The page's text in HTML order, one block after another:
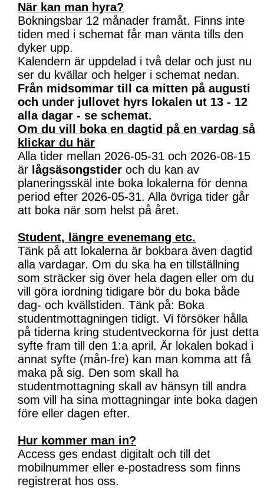
När kan man hyra?
Bokningsbar 12 månader framåt. Finns inte
tiden med i schemat får man vänta tills den
dyker upp.
Kalendern är uppdelad i två delar och just nu
ser du kvällar och helger i schemat nedan.
Från midsommar till ca mitten på augusti
och under jullovet hyrs lokalen ut 13 - 12
alla dagar - se schemat.
Om du vill boka en dagtid på en vardag så
klickar du här
Alla tider mellan 2026-05-31 och 2026-08-15
är lågsäsongstider och du kan av
planeringsskäl inte boka lokalerna för denna
period efter 2026-05-31. Alla övriga tider går
att boka när som helst på året.
Student, längre evenemang etc.
Tänk på att lokalerna är bokbara även dagtid
alla vardagar. Om du ska ha en tillställning
som sträcker sig över hela dagen eller om du
vill göra iordning tidigare bör du boka både
dag- och kvällstiden. Tänk på: Boka
studentmottagningen tidigt. Vi försöker hålla
på tiderna kring studentveckorna för just detta
syfte fram till den 1:a april. Är lokalen bokad i
annat syfte (mån-fre) kan man komma att få
maka på sig. Den som skall ha
studentmottagning skall av hänsyn till andra
som vill ha sina mottagningar inte boka dagen
före eller dagen efter.
Hur kommer man in?
Access ges endast digitalt och till det
mobilnummer eller e-postadress som finns
registrerat hos oss.